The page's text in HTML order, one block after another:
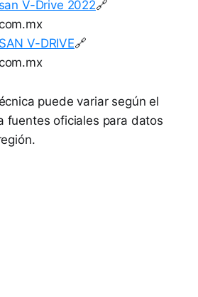
V-Drive 2022🔗
V-DRIVE🔗
puede variar según el
fuentes oficiales para datos